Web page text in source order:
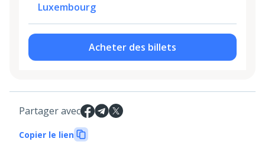
Luxembourg
Acheter des billets
Partager avec
Copier le lien